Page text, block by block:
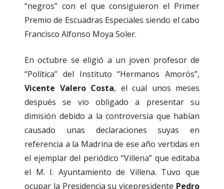
“negros” con el que consiguieron el Primer
Premio de Escuadras Especiales siendo el cabo
Francisco Alfonso Moya Soler.
En octubre se eligió a un joven profesor de
“Política” del Instituto “Hermanos Amorós”,
Vicente Valero Costa, el cual unos meses
después se vio obligado a presentar su
dimisión debido a la controversia que habían
causado unas declaraciones suyas en
referencia a la Madrina de ese año vertidas en
el ejemplar del periódico “Villena” que editaba
el M. I. Ayuntamiento de Villena. Tuvo que
ocupar la Presidencia su vicepresidente Pedro